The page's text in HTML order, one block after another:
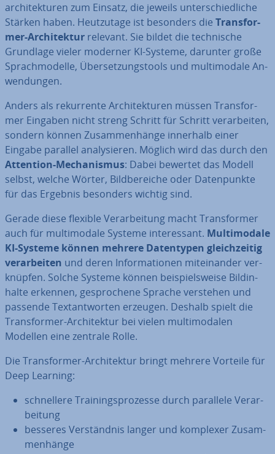
ar­chi­tek­tu­ren zum Einsatz, die jeweils un­ter­schied­li­che
Stärken haben. Heut­zu­ta­ge ist besonders die Trans­for­
mer-Ar­chi­tek­tur relevant. Sie bildet die tech­ni­sche
Grundlage vieler moderner KI-Systeme, darunter große
Sprach­mo­del­le, Über­set­zungs­tools und mul­ti­mo­da­le An­
wen­dun­gen.
Anders als re­kur­ren­te Ar­chi­tek­tu­ren müssen Trans­for­
mer Eingaben nicht streng Schritt für Schritt ver­ar­bei­ten,
sondern können Zu­sam­men­hän­ge innerhalb einer
Eingabe parallel ana­ly­sie­ren. Möglich wird das durch den
Attention-Me­cha­nis­mus: Dabei bewertet das Modell
selbst, welche Wörter, Bild­be­rei­che oder Da­ten­punk­te
für das Ergebnis besonders wichtig sind.
Gerade diese flexible Ver­ar­bei­tung macht Trans­for­mer
auch für mul­ti­mo­da­le Systeme in­ter­es­sant. Mul­ti­mo­da­le
KI-Systeme können mehrere Da­ten­ty­pen gleich­zei­tig
ver­ar­bei­ten und deren In­for­ma­tio­nen mit­ein­an­der ver­
knüp­fen. Solche Systeme können bei­spiels­wei­se Bild­in­
hal­te erkennen, ge­spro­che­ne Sprache verstehen und
passende Text­ant­wor­ten erzeugen. Deshalb spielt die
Trans­for­mer-Ar­chi­tek­tur bei vielen mul­ti­mo­da­len
Modellen eine zentrale Rolle.
Die Trans­for­mer-Ar­chi­tek­tur bringt mehrere Vorteile für
Deep Learning:
schnel­le­re Trai­nings­pro­zes­se durch parallele Ver­ar­
bei­tung
besseres Ver­ständ­nis langer und komplexer Zu­sam­
men­hän­ge